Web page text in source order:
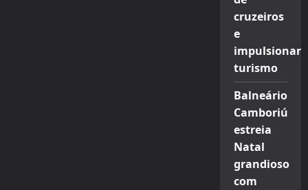
cruzeiros
e
impulsionar
turismo
Balneário
Camboriú
estreia
Natal
grandioso
com